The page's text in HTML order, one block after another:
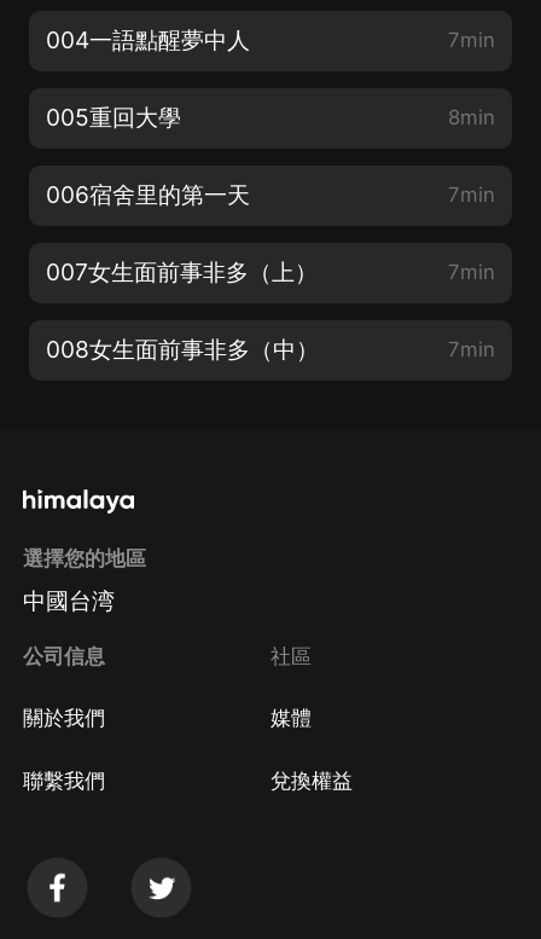
004一語點醒夢中人 7min
005重回大學 8min
006宿舍里的第一天 7min
007女生面前事非多（上） 7min
008女生面前事非多（中） 7min
選擇您的地區
中國台湾
公司信息
關於我們
聯繫我們
社區
媒體
兌換權益